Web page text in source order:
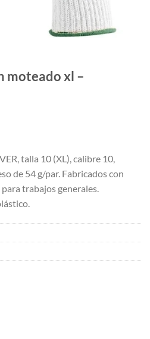
moteado xl –
talla 10 (XL), calibre 10,
de 54 g/par. Fabricados con
trabajos generales.